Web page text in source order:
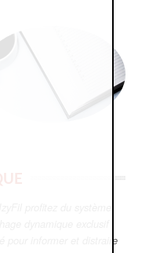
pour informer et distraire